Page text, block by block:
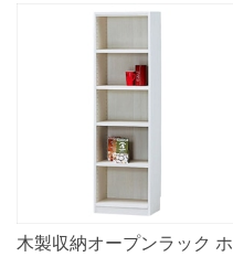
木製収納オープンラック ホ